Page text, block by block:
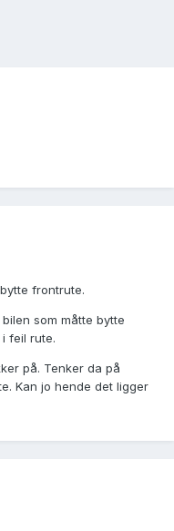
frontrute.
som måtte bytte
feil rute.
på. Tenker da på
Kan jo hende det ligger